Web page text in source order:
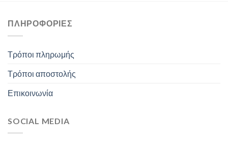
ΠΛΗΡΟΦΟΡΊΕΣ
Τρόποι πληρωμής
Τρόποι αποστολής
Επικοινωνία
SOCIAL MEDIA